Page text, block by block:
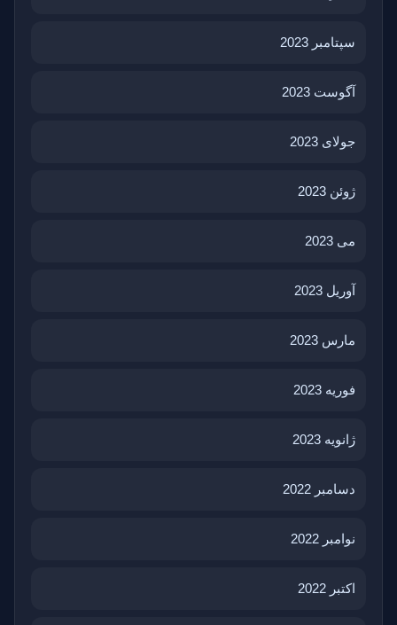
سپتامبر 2023
آگوست 2023
جولای 2023
ژوئن 2023
می 2023
آوریل 2023
مارس 2023
فوریه 2023
ژانویه 2023
دسامبر 2022
نوامبر 2022
اکتبر 2022